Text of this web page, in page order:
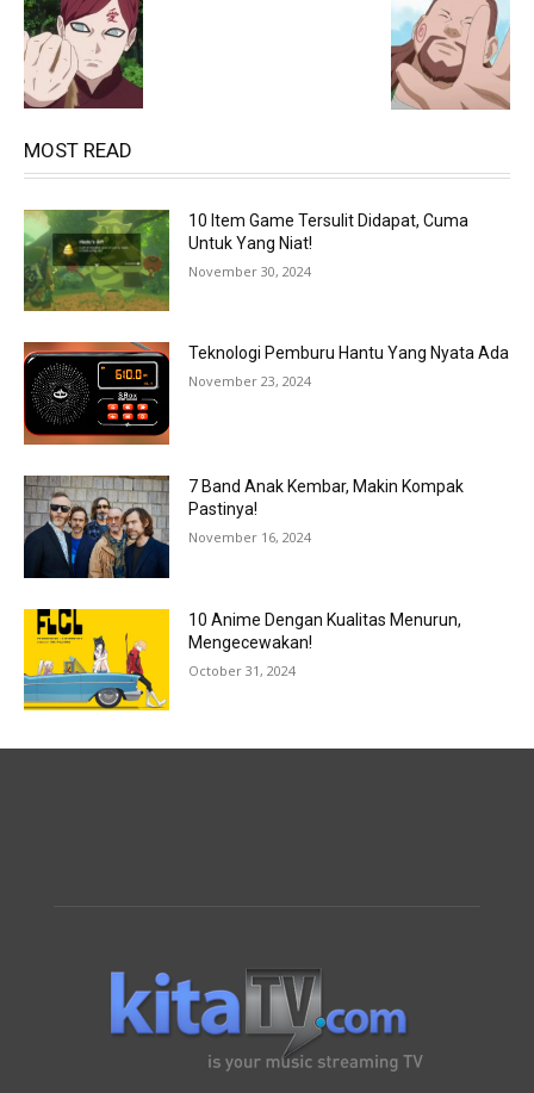
MOST READ
10 Item Game Tersulit Didapat, Cuma
Untuk Yang Niat!
November 30, 2024
Teknologi Pemburu Hantu Yang Nyata Ada
November 23, 2024
7 Band Anak Kembar, Makin Kompak
Pastinya!
November 16, 2024
10 Anime Dengan Kualitas Menurun,
Mengecewakan!
October 31, 2024